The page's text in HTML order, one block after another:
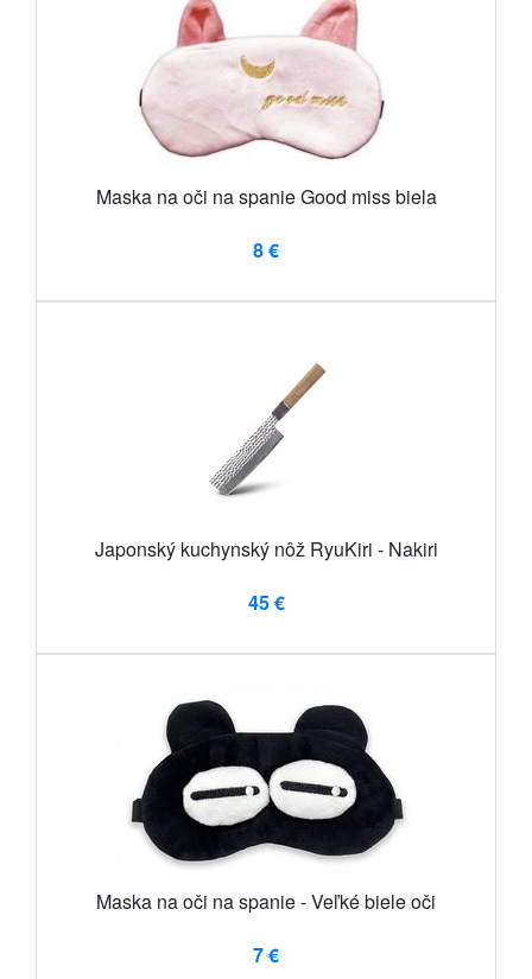
Maska na oči na spanie Good miss biela
8 €
Japonský kuchynský nôž RyuKiri - Nakiri
45 €
Maska na oči na spanie - Veľké biele oči
7 €